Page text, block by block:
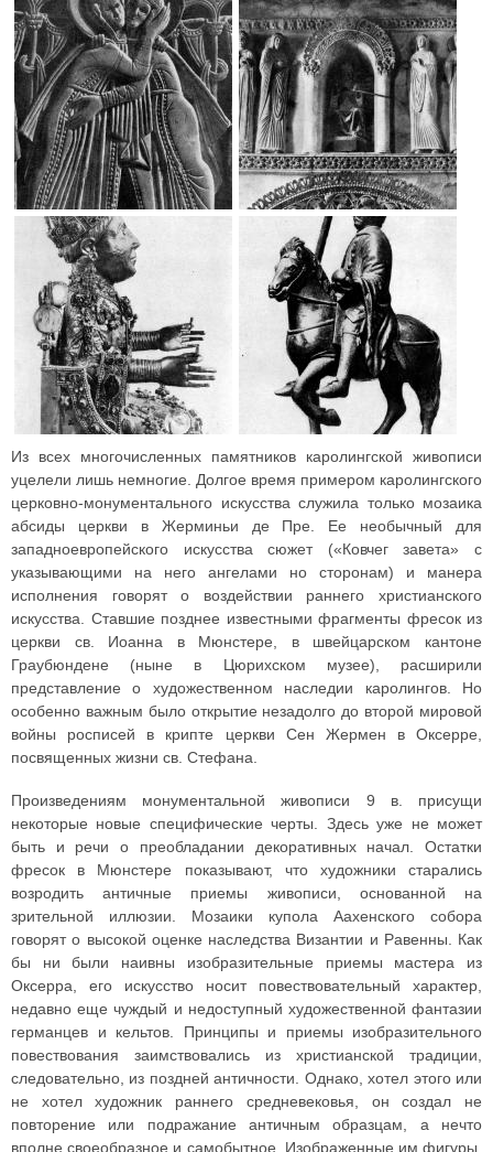
Из всех многочисленных памятников каролингской живописи
уцелели лишь немногие. Долгое время примером каролингского
церковно-монументального искусства служила только мозаика
абсиды церкви в Жерминьи де Пре. Ее необычный для
западноевропейского искусства сюжет («Ковчег завета» с
указывающими на него ангелами но сторонам) и манера
исполнения говорят о воздействии раннего христианского
искусства. Ставшие позднее известными фрагменты фресок из
церкви св. Иоанна в Мюнстере, в швейцарском кантоне
Граубюндене (ныне в Цюрихском музее), расширили
представление о художественном наследии каролингов. Но
особенно важным было открытие незадолго до второй мировой
войны росписей в крипте церкви Сен Жермен в Оксерре,
посвященных жизни св. Стефана.
Произведениям монументальной живописи 9 в. присущи
некоторые новые специфические черты. Здесь уже не может
быть и речи о преобладании декоративных начал. Остатки
фресок в Мюнстере показывают, что художники старались
возродить античные приемы живописи, основанной на
зрительной иллюзии. Мозаики купола Аахенского собора
говорят о высокой оценке наследства Византии и Равенны. Как
бы ни были наивны изобразительные приемы мастера из
Оксерра, его искусство носит повествовательный характер,
недавно еще чуждый и недоступный художественной фантазии
германцев и кельтов. Принципы и приемы изобразительного
повествования заимствовались из христианской традиции,
следовательно, из поздней античности. Однако, хотел этого или
не хотел художник раннего средневековья, он создал не
повторение или подражание античным образцам, а нечто
вполне своеобразное и самобытное. Изображенные им фигуры,